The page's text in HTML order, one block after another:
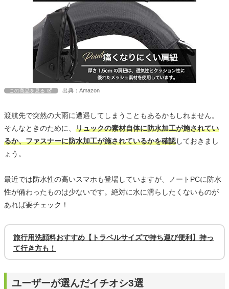
この商品を見る 出典：Amazon
渡航先で突然の大雨に遭遇してしまうこともあるかもしれません。
そんなときのために、 リュックの素材自体に防水加工が施されてい
るか、ファスナーに防水加工が施されているかを確認しておきまし
ょう。
最近では防水性の高いスマホも登場していますが、ノートPCに防水
性が備わったものは少ないです。絶対に水に濡らしたくないものが
あれば要チェック！
旅行用洗顔料おすすめ【トラベルサイズで持ち運び便利】持っ
て行き方も！
ユーザーが選んだイチオシ3選